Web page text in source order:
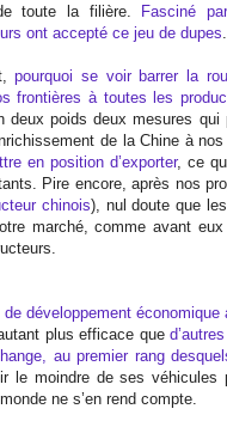
toute la filière. Fasciné
ont accepté ce jeu de dupes
pourquoi se voir barrer la
frontières à toutes les
deux poids deux mesures
de la Chine à
en position d’exporter, ce
Pire encore, après nos
chinois), nul doute que
marché, comme avant
de développement
plus efficace que
au premier rang
le moindre de ses véhicules
ne s’en rend compte.